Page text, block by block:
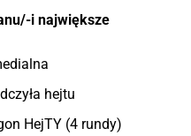
i największe
hejtu
HejTY (4 rundy)